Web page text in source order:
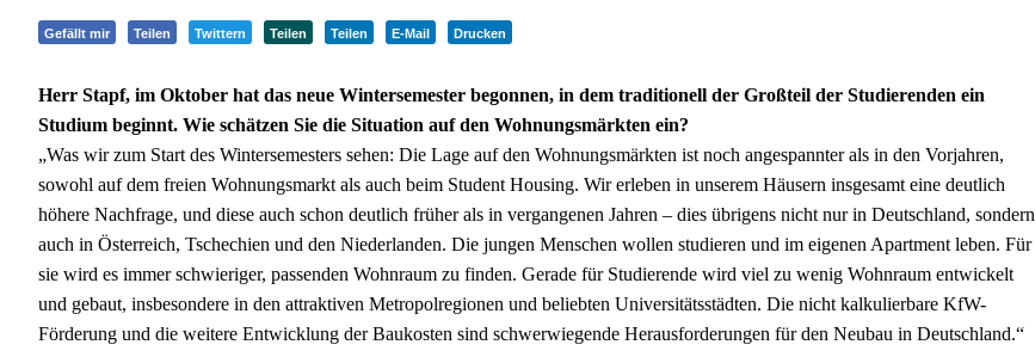
Gefällt mir Teilen Twittern Teilen Teilen E-Mail Drucken
Herr Stapf, im Oktober hat das neue Wintersemester begonnen, in dem traditionell der Großteil der Studierenden ein
Studium beginnt. Wie schätzen Sie die Situation auf den Wohnungsmärkten ein?
„Was wir zum Start des Wintersemesters sehen: Die Lage auf den Wohnungsmärkten ist noch angespannter als in den Vorjahren,
sowohl auf dem freien Wohnungsmarkt als auch beim Student Housing. Wir erleben in unserem Häusern insgesamt eine deutlich
höhere Nachfrage, und diese auch schon deutlich früher als in vergangenen Jahren – dies übrigens nicht nur in Deutschland, sondern
auch in Österreich, Tschechien und den Niederlanden. Die jungen Menschen wollen studieren und im eigenen Apartment leben. Für
sie wird es immer schwieriger, passenden Wohnraum zu finden. Gerade für Studierende wird viel zu wenig Wohnraum entwickelt
und gebaut, insbesondere in den attraktiven Metropolregionen und beliebten Universitätsstädten. Die nicht kalkulierbare KfW-
Förderung und die weitere Entwicklung der Baukosten sind schwerwiegende Herausforderungen für den Neubau in Deutschland.“